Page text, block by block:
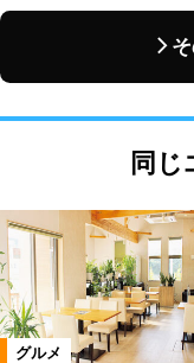
同じ
グルメ